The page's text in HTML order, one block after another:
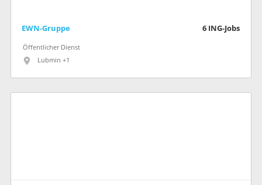
EWN-Gruppe 6 ING-Jobs
Öffentlicher Dienst
Lubmin +1